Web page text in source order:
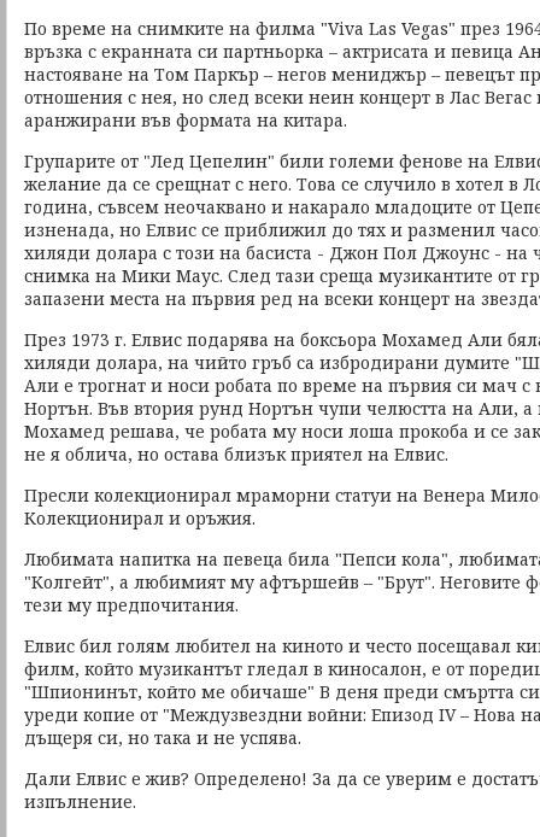
По време на снимките на филма "Viva Las Vegas" през
връзка с екранната си партньорка – актрисата и певица
настояване на Том Паркър – негов мениджър – певецът
отношения с нея, но след всеки неин концерт в Лас
аранжирани във формата на китара.
Групарите от "Лед Цепелин" били големи фенове на
желание да се срещнат с него. Това се случило в хотел в
година, съвсем неочаквано и накарало младоците от
изненада, но Елвис се приближил до тях и разменил
хиляди долара с този на басиста - Джон Пол Джоунс - на
снимка на Мики Маус. След тази среща музикантите от
запазени места на първия ред на всеки концерт на
През 1973 г. Елвис подарява на боксьора Мохамед Али
хиляди долара, на чийто гръб са избродирани думите
Али е трогнат и носи робата по време на първия си мач
Нортън. Във втория рунд Нортън чупи челюстта на Али, а
Мохамед решава, че робата му носи лоша прокоба и се
не я облича, но остава близък приятел на Елвис.
Пресли колекционирал мраморни статуи на Венера
Колекционирал и оръжия.
Любимата напитка на певеца била "Пепси кола",
"Колгейт", а любимият му афтършейв – "Брут". Неговите
тези му предпочитания.
Елвис бил голям любител на киното и често посещавал
филм, който музикантът гледал в киносалон, е от
"Шпионинът, който ме обичаше" В деня преди смъртта си
уреди копие от "Междузвездни войни: Епизод IV – Нова
дъщеря си, но така и не успява.
Дали Елвис е жив? Определено! За да се уверим е
изпълнение.